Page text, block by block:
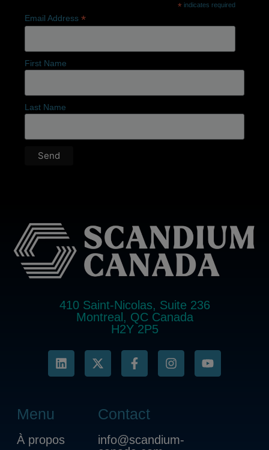
* indicates required
Email Address *
First Name
Last Name
410 Saint-Nicolas, Suite 236
Montreal, QC Canada
H2Y 2P5
Menu
À propos
Contact
info@scandium-